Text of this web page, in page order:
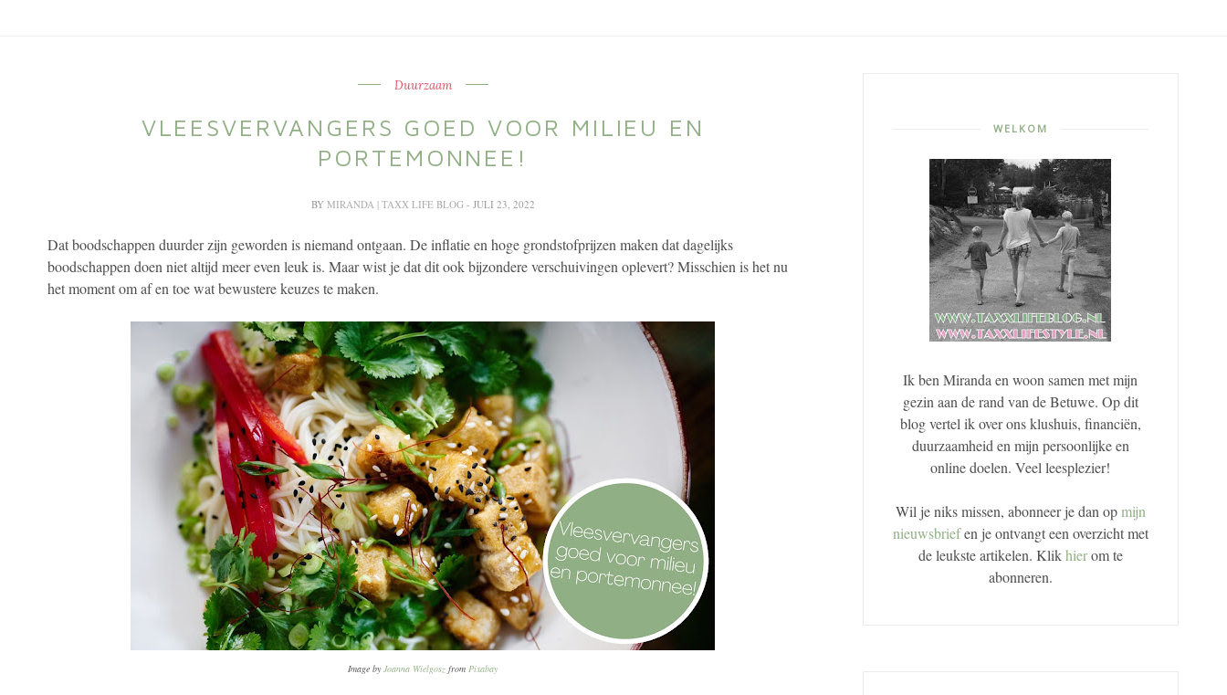
Duurzaam
VLEESVERVANGERS GOED VOOR MILIEU EN
PORTEMONNEE!
BY MIRANDA | TAXX LIFE BLOG - JULI 23, 2022
Dat boodschappen duurder zijn geworden is niemand ontgaan. De inflatie en hoge grondstofprijzen maken dat dagelijks
boodschappen doen niet altijd meer even leuk is. Maar wist je dat dit ook bijzondere verschuivingen oplevert? Misschien is het nu
het moment om af en toe wat bewustere keuzes te maken.
Image byJoanna Wielgosz fromPixabay
WELKOM
Ik ben Miranda en woon samen met mijn
gezin aan de rand van de Betuwe. Op dit
blog vertel ik over ons klushuis, financiën,
duurzaamheid en mijn persoonlijke en
online doelen. Veel leesplezier!
Wil je niks missen, abonneer je dan opmijn
nieuwsbriefen je ontvangt een overzicht met
de leukste artikelen. Klikhierom te
abonneren.